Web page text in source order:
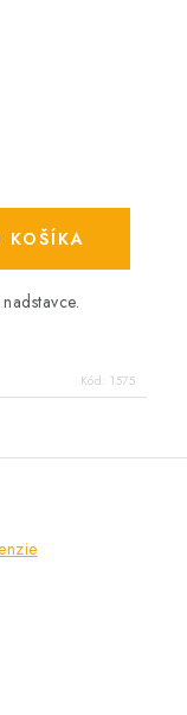
KOŠÍKA
Kód: 1575